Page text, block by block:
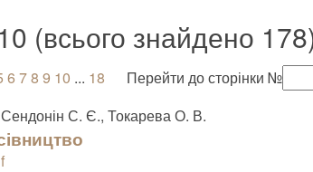
(всього знайдено
6 78 9 10 ... 18
Перейти до сторінки №
С. Є., Токарева О. В.